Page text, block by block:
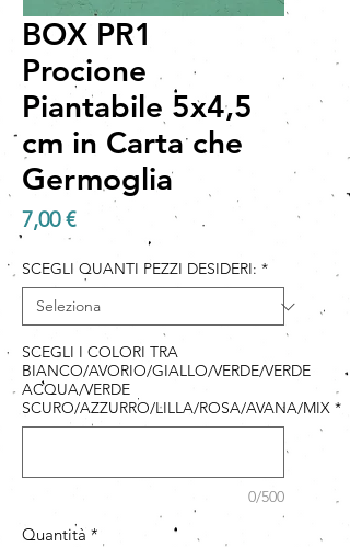
BOX PR1
Procione
Piantabile 5x4,5
cm in Carta che
Germoglia
7,00 €Prezzo
SCEGLI QUANTI PEZZI DESIDERI: *
SCEGLI I COLORI TRA
BIANCO/AVORIO/GIALLO/VERDE/VERDE
ACQUA/VERDE
SCURO/AZZURRO/LILLA/ROSA/AVANA/MIX *
0/500
Quantità *